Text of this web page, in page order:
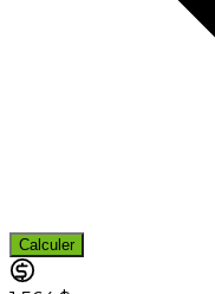
Calculer